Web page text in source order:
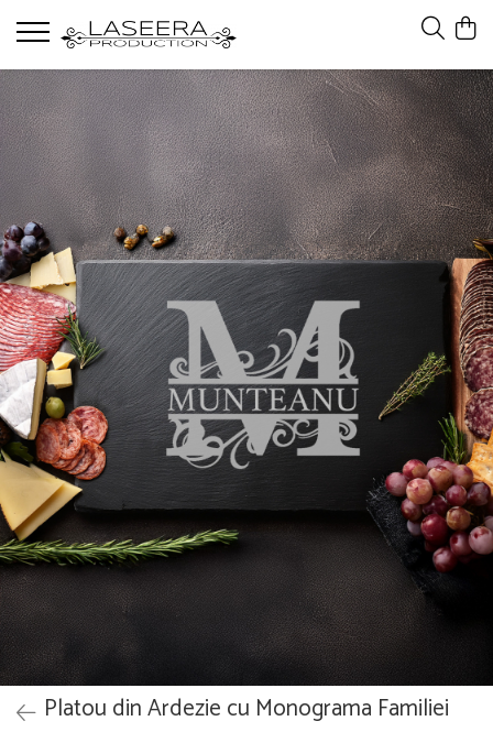
Ocazii
Botez
Nunta
Zi de Nastere
Platou din Ardezie cu Monograma Familiei